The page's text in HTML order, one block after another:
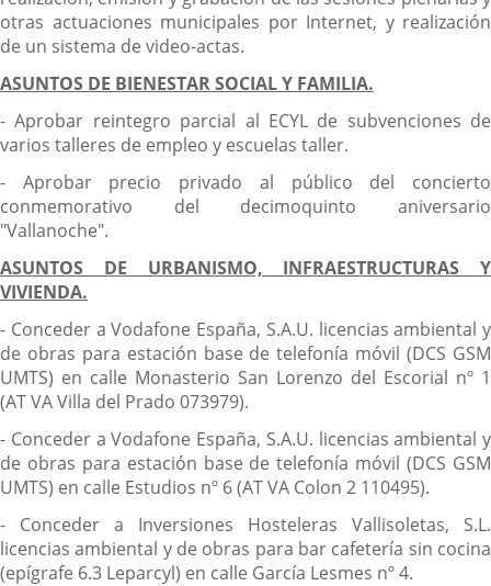
otras actuaciones municipales por Internet, y realización
de un sistema de video-actas.
ASUNTOS DE BIENESTAR SOCIAL Y FAMILIA.
- Aprobar reintegro parcial al ECYL de subvenciones de
varios talleres de empleo y escuelas taller.
- Aprobar precio privado al público del concierto
conmemorativo del decimoquinto aniversario
"Vallanoche".
ASUNTOS DE URBANISMO, INFRAESTRUCTURAS Y
VIVIENDA.
- Conceder a Vodafone España, S.A.U. licencias ambiental y
de obras para estación base de telefonía móvil (DCS GSM
UMTS) en calle Monasterio San Lorenzo del Escorial nº 1
(AT VA Villa del Prado 073979).
- Conceder a Vodafone España, S.A.U. licencias ambiental y
de obras para estación base de telefonía móvil (DCS GSM
UMTS) en calle Estudios nº 6 (AT VA Colon 2 110495).
- Conceder a Inversiones Hosteleras Vallisoletas, S.L.
licencias ambiental y de obras para bar cafetería sin cocina
(epígrafe 6.3 Leparcyl) en calle García Lesmes nº 4.